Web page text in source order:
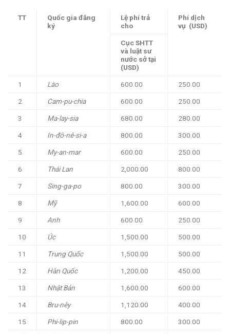
TT
Quốc gia đăng
ký
Lệ phí trả
cho
Phí dịch
vụ (USD)
Cục SHTT
và luật sư
nước sở tại
(USD)
1 Lào 600.00 250.00
2 Cam-pu-chia 600.00 250.00
3 Ma-lay-sia 680.00 280.00
4 In-đô-nê-si-a 800.00 300.00
5 My-an-mar 600.00 250.00
6 Thái Lan 2,000.00 800.00
7 Sing-ga-po 800.00 300.00
8 Mỹ 1,600.00 600.00
9 Anh 600.00 250.00
10 Úc 1,500.00 500.00
11 Trung Quốc 1,500.00 500.00
12 Hàn Quốc 1,200.00 450.00
13 Nhật Bản 1,600.00 600.00
14 Bru-nêy 1,120.00 400.00
15 Phi-lip-pin 800.00 300.00